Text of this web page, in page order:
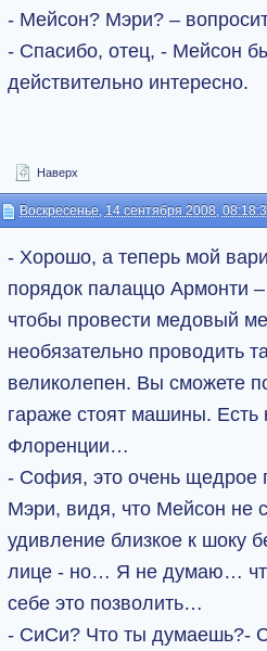
- Мейсон? Мэри? –
- Спасибо, отец, - Мейсон
действительно интересно.
Наверх
Воскресенье, 14 сентября 2008,
- Хорошо, а теперь мой
порядок палаццо Армонти
чтобы провести медовый
необязательно проводить
великолепен. Вы сможете
гараже стоят машины.
Флоренции…
- София, это очень щедрое
Мэри, видя, что Мейсон не
удивление близкое к шоку
лице - но… Я не думаю…
себе это позволить…
- СиСи? Что ты думаешь?-